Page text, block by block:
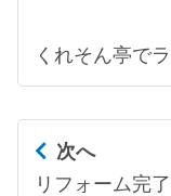
くれそん亭で
次へ
リフォーム完